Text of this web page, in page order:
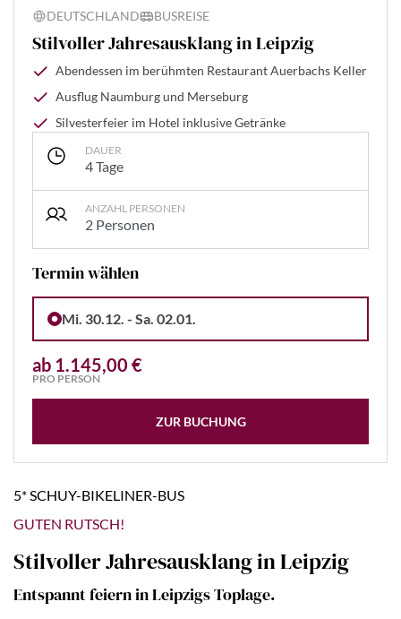
DEUTSCHLAND BUSREISE
Stilvoller Jahresausklang in Leipzig
Abendessen im berühmten Restaurant Auerbachs Keller
Ausflug Naumburg und Merseburg
Silvesterfeier im Hotel inklusive Getränke
DAUER
4 Tage
ANZAHL PERSONEN
2 Personen
Termin wählen
Mi. 30.12. - Sa. 02.01.
ab 1.145,00 €
PRO PERSON
ZUR BUCHUNG
5* SCHUY-BIKELINER-BUS
GUTEN RUTSCH!
Stilvoller Jahresausklang in Leipzig
Entspannt feiern in Leipzigs Toplage.